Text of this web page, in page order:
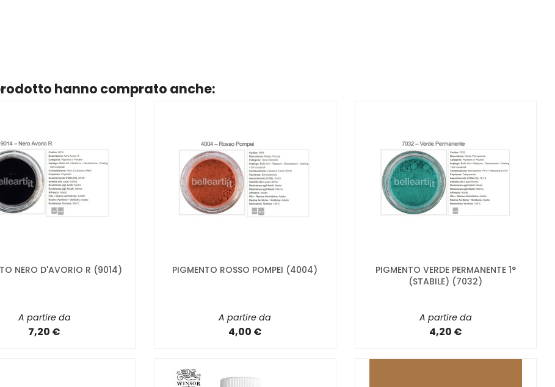
hanno comprato anche:
NERO D'AVORIO R (9014)
A partire da
7,20 €
PIGMENTO ROSSO POMPEI (4004)
A partire da
4,00 €
PIGMENTO VERDE PERMANENTE 1°
(STABILE) (7032)
A partire da
4,20 €